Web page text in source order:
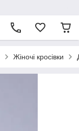
Жіночі кросівки